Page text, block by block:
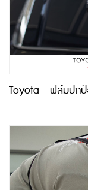
Toyota - ฟิล์มปกป้